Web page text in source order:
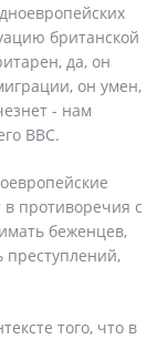
британской
да, он
он умен,
- нам
ВВС.
противоречия с
беженцев,
преступлений,
того, что в